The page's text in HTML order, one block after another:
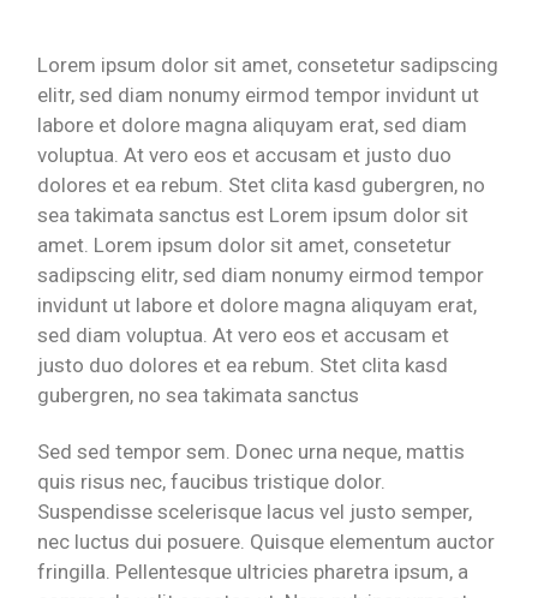
Lorem ipsum dolor sit amet, consetetur sadipscing
elitr, sed diam nonumy eirmod tempor invidunt ut
labore et dolore magna aliquyam erat, sed diam
voluptua. At vero eos et accusam et justo duo
dolores et ea rebum. Stet clita kasd gubergren, no
sea takimata sanctus est Lorem ipsum dolor sit
amet. Lorem ipsum dolor sit amet, consetetur
sadipscing elitr, sed diam nonumy eirmod tempor
invidunt ut labore et dolore magna aliquyam erat,
sed diam voluptua. At vero eos et accusam et
justo duo dolores et ea rebum. Stet clita kasd
gubergren, no sea takimata sanctus
Sed sed tempor sem. Donec urna neque, mattis
quis risus nec, faucibus tristique dolor.
Suspendisse scelerisque lacus vel justo semper,
nec luctus dui posuere. Quisque elementum auctor
fringilla. Pellentesque ultricies pharetra ipsum, a